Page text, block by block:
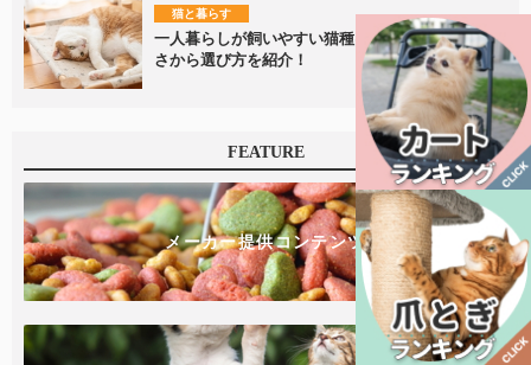
猫と暮らす
一人暮らしが飼いやすい猫種は？性格・飼いやす
さから選び方を紹介！
FEATURE
メーカー提供コンテンツ